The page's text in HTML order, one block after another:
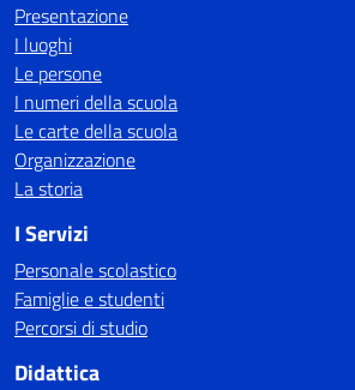
Presentazione
I luoghi
Le persone
I numeri della scuola
Le carte della scuola
Organizzazione
La storia
I Servizi
Personale scolastico
Famiglie e studenti
Percorsi di studio
Didattica